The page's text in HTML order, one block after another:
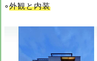
◦外観と内装